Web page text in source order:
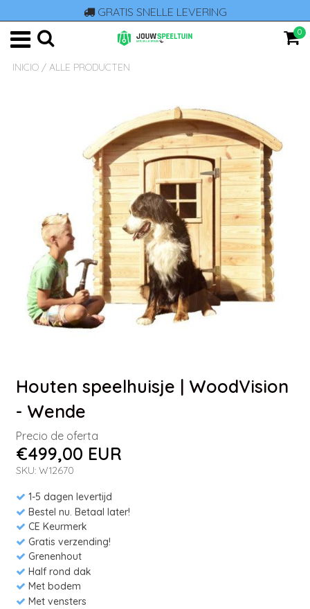
GRATIS SNELLE LEVERING
0
INICIO / ALLE PRODUCTEN
Houten speelhuisje | WoodVision
- Wende
Precio de oferta
€499,00 EUR
SKU: W12670
1-5 dagen levertijd
Bestel nu. Betaal later!
CE Keurmerk
Gratis verzending!
Grenenhout
Half rond dak
Met bodem
Met vensters